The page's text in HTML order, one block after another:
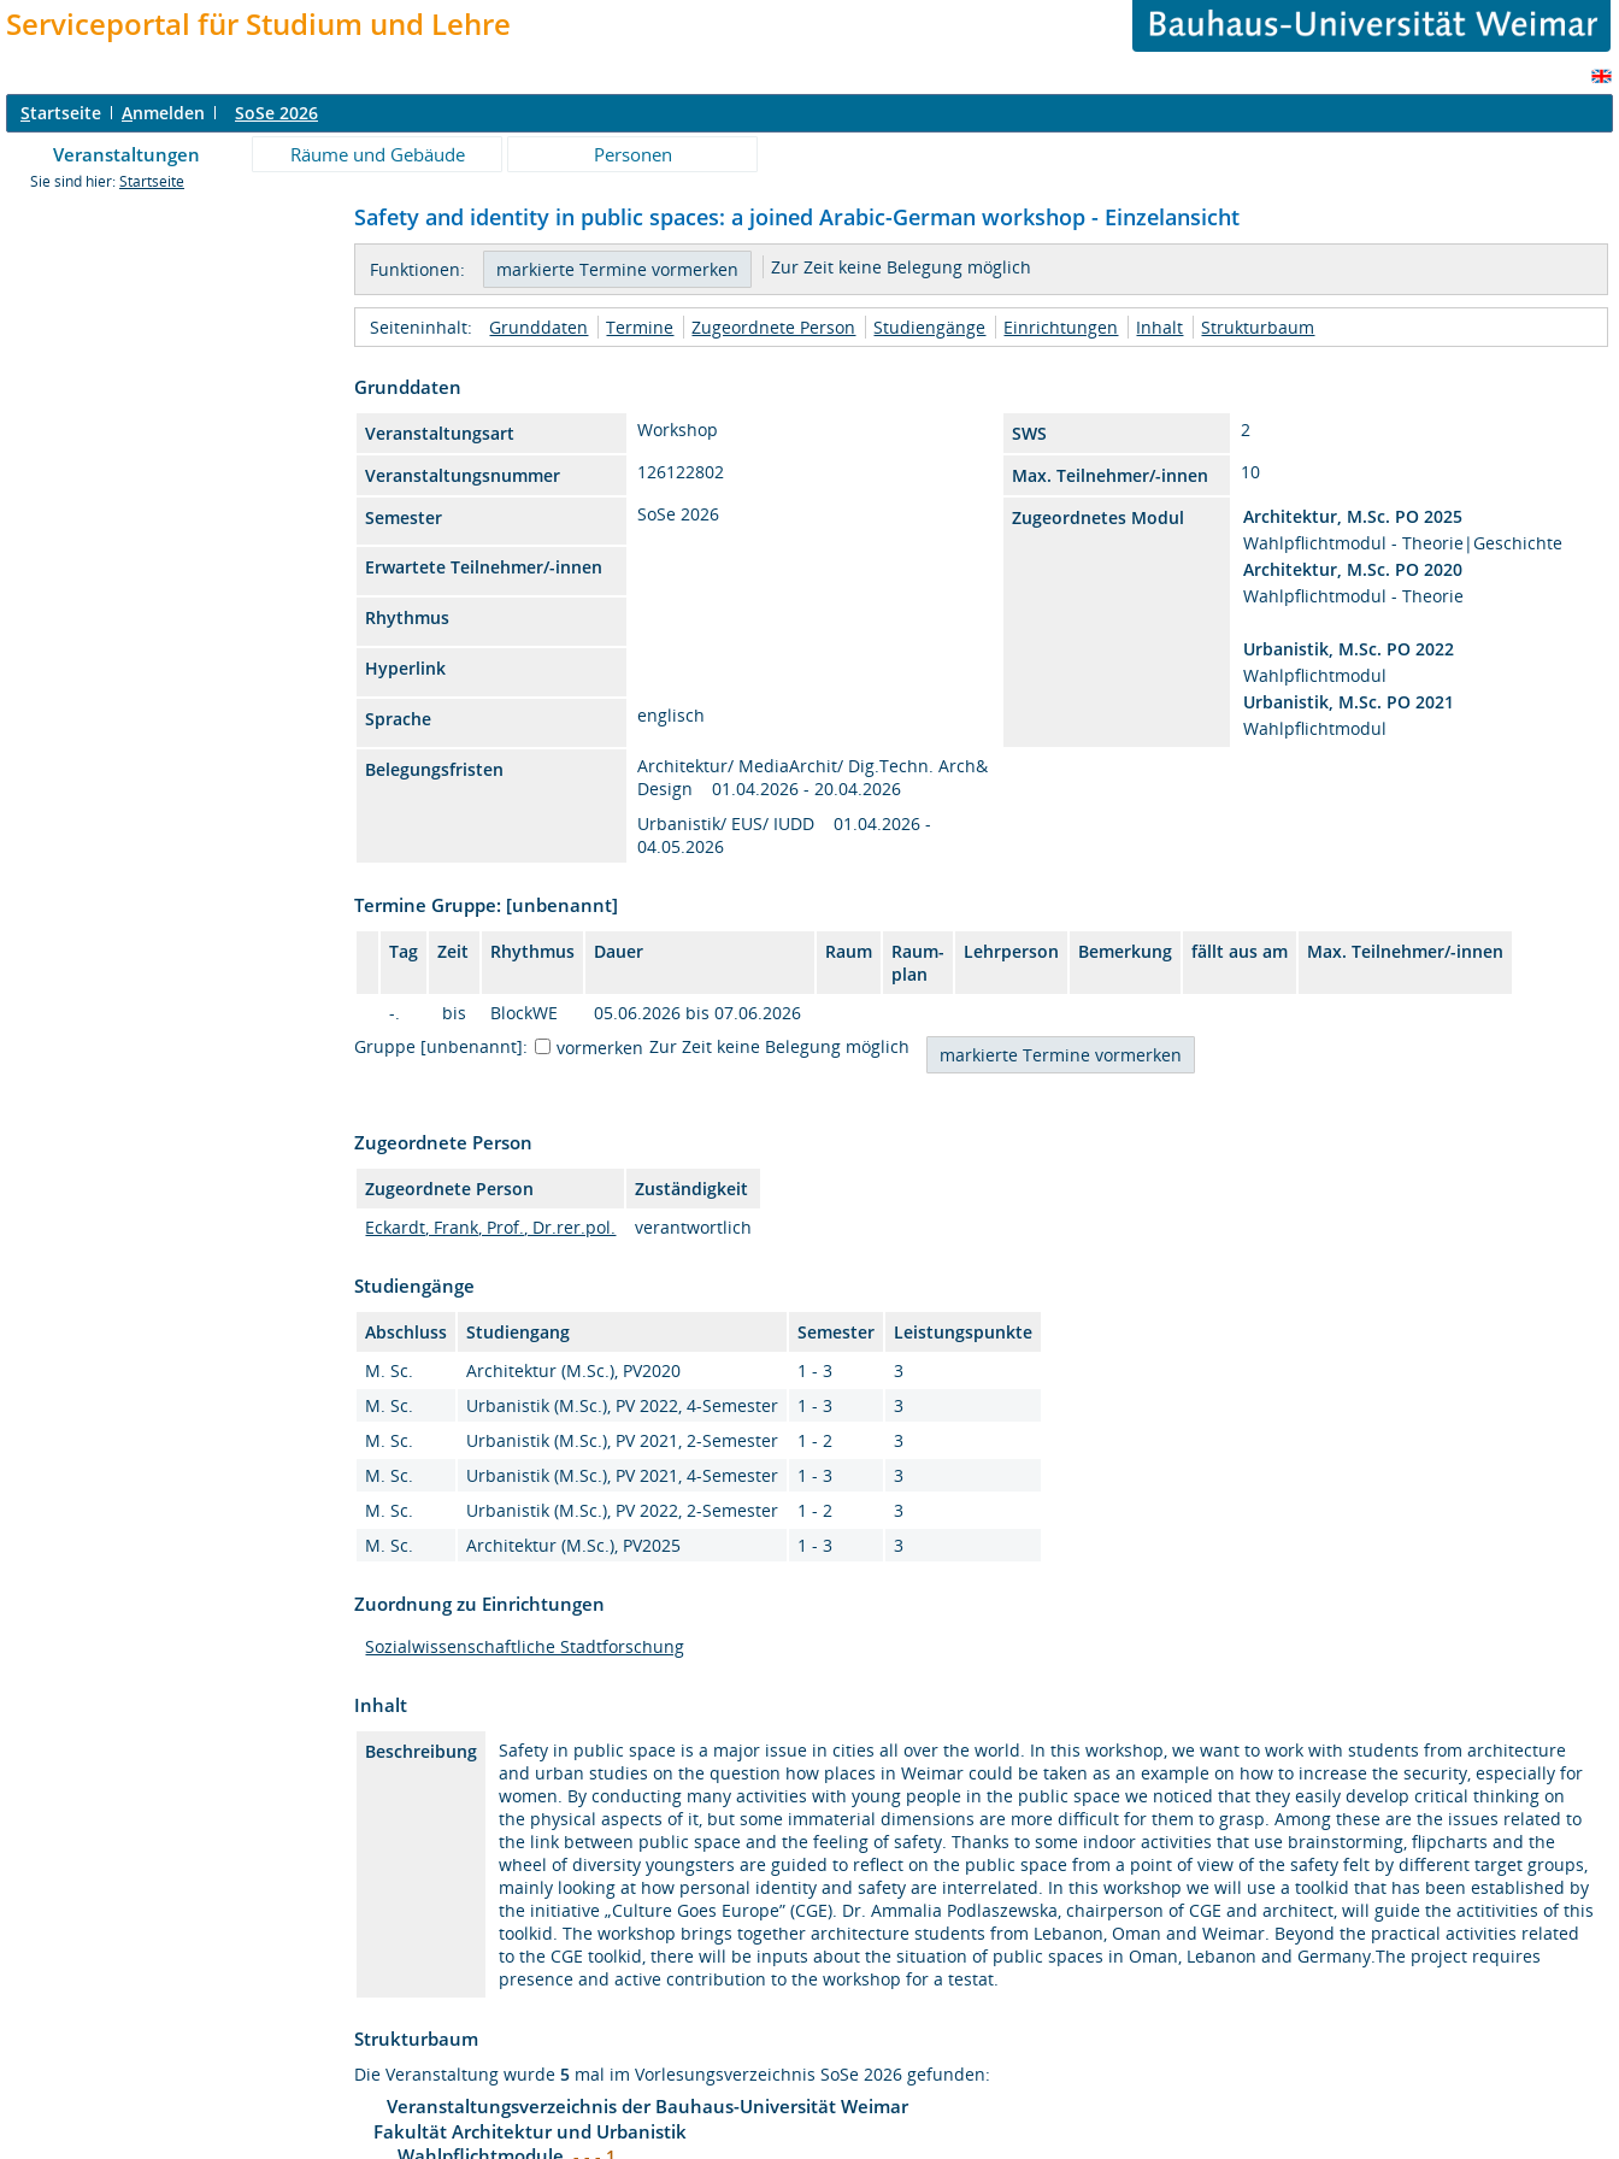
Serviceportal für Studium und Lehre
Startseite Anmelden SoSe 2026
Veranstaltungen Räume und Gebäude Personen
Sie sind hier: Startseite
Safety and identity in public spaces: a joined Arabic-German workshop - Einzelansicht
Funktionen: Zur Zeit keine Belegung möglich
Seiteninhalt: Grunddaten Termine Zugeordnete Person Studiengänge Einrichtungen Inhalt Strukturbaum
Grunddaten
Veranstaltungsart Workshop SWS
2
Veranstaltungsnummer
126122802 Max. Teilnehmer/-innen
10
Semester
SoSe 2026 Zugeordnetes Modul
Architektur, M.Sc. PO 2025
Wahlpflichtmodul - Theorie|Geschichte
Architektur, M.Sc. PO 2020
Wahlpflichtmodul - Theorie
Urbanistik, M.Sc. PO 2022
Wahlpflichtmodul
Urbanistik, M.Sc. PO 2021
Wahlpflichtmodul
Erwartete Teilnehmer/-innen
Rhythmus
Hyperlink
Sprache englisch
Belegungsfristen
Architektur/ MediaArchit/ Dig.Techn. Arch&
Design 01.04.2026 - 20.04.2026
Urbanistik/ EUS/ IUDD 01.04.2026 -
04.05.2026
Termine Gruppe: [unbenannt]
Tag Zeit Rhythmus Dauer Raum
Raum-
plan
Lehrperson Bemerkung fällt aus am Max. Teilnehmer/-innen
-. bis BlockWE
05.06.2026 bis 07.06.2026
Gruppe [unbenannt]:
vormerken Zur Zeit keine Belegung möglich
Zugeordnete Person
Zugeordnete Person
Zuständigkeit
Eckardt, Frank, Prof., Dr.rer.pol.
verantwortlich
Studiengänge
Abschluss Studiengang Semester
Leistungspunkte
M. Sc.
Architektur (M.Sc.), PV2020 1 - 3
3
M. Sc.
Urbanistik (M.Sc.), PV 2022, 4-Semester 1 - 3
3
M. Sc.
Urbanistik (M.Sc.), PV 2021, 2-Semester 1 - 2
3
M. Sc.
Urbanistik (M.Sc.), PV 2021, 4-Semester 1 - 3
3
M. Sc.
Urbanistik (M.Sc.), PV 2022, 2-Semester 1 - 2
3
M. Sc.
Architektur (M.Sc.), PV2025 1 - 3 3
Zuordnung zu Einrichtungen
Sozialwissenschaftliche Stadtforschung
Inhalt
Beschreibung
Safety in public space is a major issue in cities all over the world. In this workshop, we want to work with students from architecture
and urban studies on the question how places in Weimar could be taken as an example on how to increase the security, especially for
women. By conducting many activities with young people in the public space we noticed that they easily develop critical thinking on
the physical aspects of it, but some immaterial dimensions are more difficult for them to grasp. Among these are the issues related to
the link between public space and the feeling of safety. Thanks to some indoor activities that use brainstorming, flipcharts and the
wheel of diversity youngsters are guided to reflect on the public space from a point of view of the safety felt by different target groups,
mainly looking at how personal identity and safety are interrelated. In this workshop we will use a toolkid that has been established by
the initiative „Culture Goes Europe” (CGE). Dr. Ammalia Podlaszewska, chairperson of CGE and architect, will guide the actitivities of this
toolkid. The workshop brings together architecture students from Lebanon, Oman and Weimar. Beyond the practical activities related
to the CGE toolkid, there will be inputs about the situation of public spaces in Oman, Lebanon and Germany.The project requires
presence and active contribution to the workshop for a testat.
Strukturbaum
Die Veranstaltung wurde5 mal im Vorlesungsverzeichnis SoSe 2026 gefunden:
Veranstaltungsverzeichnis der Bauhaus-Universität Weimar
Fakultät Architektur und Urbanistik